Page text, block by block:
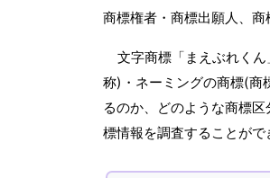
商標権者・商標出願人、
文字商標「まえぶれく
称)・ネーミングの商標(商
るのか、どのような商標
標情報を調査することがで